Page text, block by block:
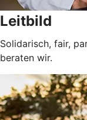
Leitbild
Solidarisch, fair,
beraten wir.